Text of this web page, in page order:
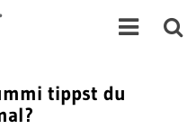
tippst du